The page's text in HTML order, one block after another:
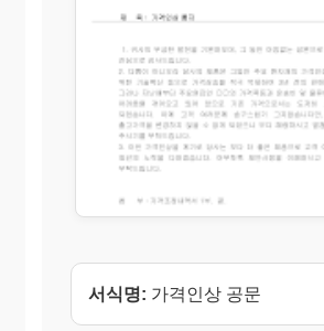
서식명: 가격인상 공문